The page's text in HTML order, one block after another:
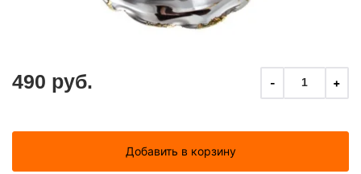
490 руб. - 1 +
Добавить в корзину